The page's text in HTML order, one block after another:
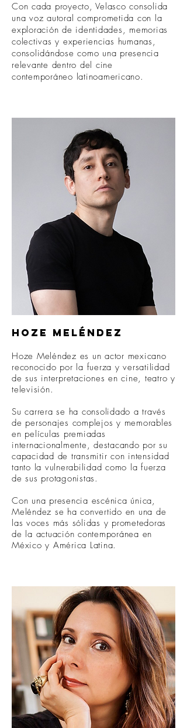
Con cada proyecto, Velasco consolida
una voz autoral comprometida con la
exploración de identidades, memorias
colectivas y experiencias humanas,
consolidándose como una presencia
relevante dentro del cine
contemporáneo latinoamericano.
Hoze Meléndez
Hoze Meléndez es un actor mexicano
reconocido por la fuerza y versatilidad
de sus interpretaciones en cine, teatro y
televisión.
Su carrera se ha consolidado a través
de personajes complejos y memorables
en películas premiadas
internacionalmente, destacando por su
capacidad de transmitir con intensidad
tanto la vulnerabilidad como la fuerza
de sus protagonistas.
Con una presencia escénica única,
Meléndez se ha convertido en una de
las voces más sólidas y prometedoras
de la actuación contemporánea en
México y América Latina.